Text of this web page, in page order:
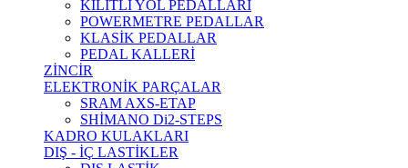
KİLİTLİ YOL PEDALLARI
POWERMETRE PEDALLAR
KLASİK PEDALLAR
PEDAL KALLERİ
ZİNCİR
ELEKTRONİK PARÇALAR
SRAM AXS-ETAP
SHİMANO Di2-STEPS
KADRO KULAKLARI
DIŞ - İÇ LASTİKLER